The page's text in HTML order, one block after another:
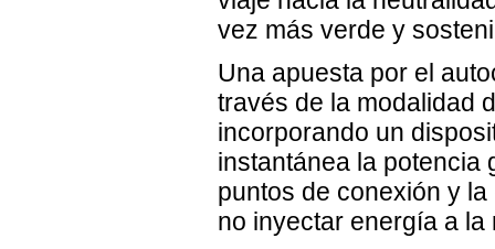
vez más verde y
Una apuesta por el
través de la modalidad
incorporando un
instantánea la potencia
puntos de conexión y
no inyectar energía a la